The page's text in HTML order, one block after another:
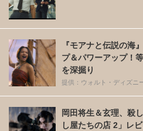
『モアナと伝説の海
プ＆パワーアップ！
を深掘り
提供：ウォルト・ディズニ
岡田将生＆玄理、殺
し屋たちの店 2」レ